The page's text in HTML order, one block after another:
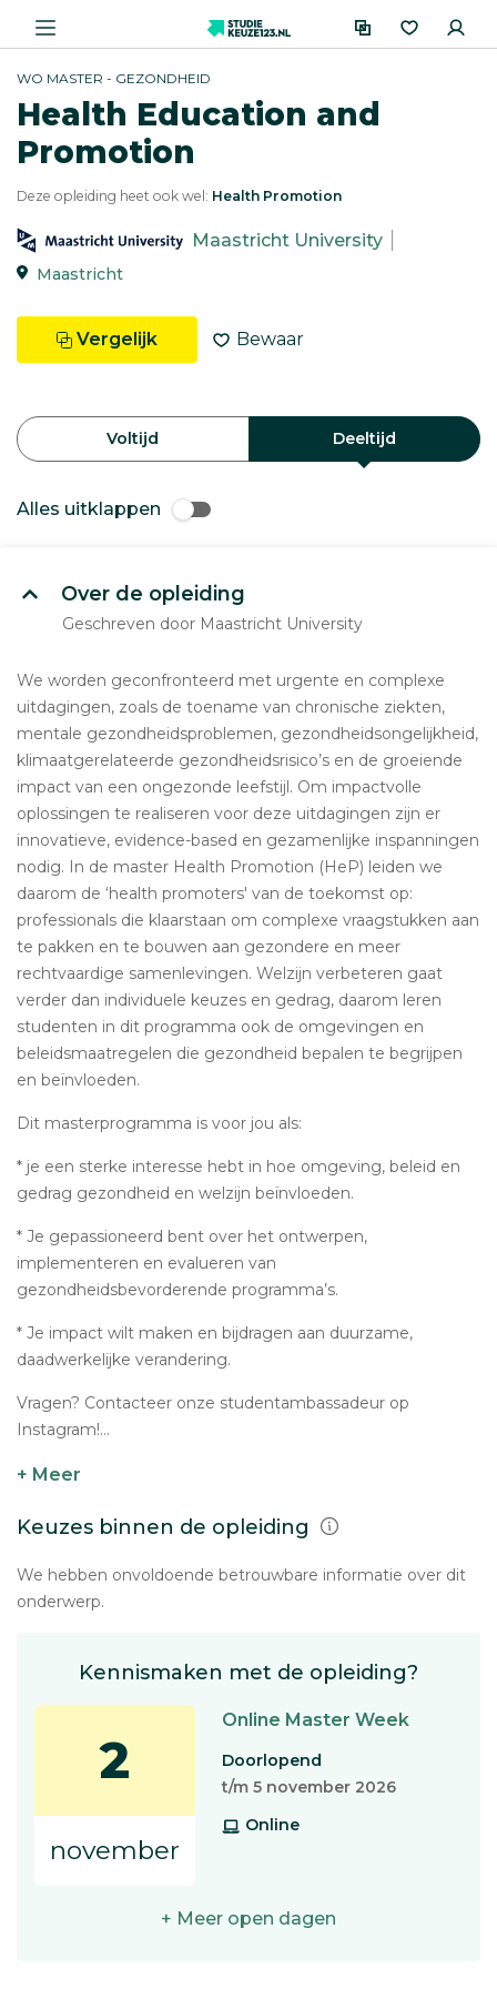
WO MASTER - GEZONDHEID
Health Education and
Promotion
Deze opleiding heet ook wel: Health Promotion
Maastricht University
Maastricht
Vergelijk Bewaar
Voltijd Deeltijd
Alles uitklappen
Over de opleiding
Geschreven door Maastricht University
We worden geconfronteerd met urgente en complexe
uitdagingen, zoals de toename van chronische ziekten,
mentale gezondheidsproblemen, gezondheidsongelijkheid,
klimaatgerelateerde gezondheidsrisico’s en de groeiende
impact van een ongezonde leefstijl. Om impactvolle
oplossingen te realiseren voor deze uitdagingen zijn er
innovatieve, evidence-based en gezamenlijke inspanningen
nodig. In de master Health Promotion (HeP) leiden we
daarom de ‘health promoters' van de toekomst op:
professionals die klaarstaan om complexe vraagstukken aan
te pakken en te bouwen aan gezondere en meer
rechtvaardige samenlevingen. Welzijn verbeteren gaat
verder dan individuele keuzes en gedrag, daarom leren
studenten in dit programma ook de omgevingen en
beleidsmaatregelen die gezondheid bepalen te begrijpen
en beïnvloeden.
Dit masterprogramma is voor jou als:
* je een sterke interesse hebt in hoe omgeving, beleid en
gedrag gezondheid en welzijn beïnvloeden.
* Je gepassioneerd bent over het ontwerpen,
implementeren en evalueren van
gezondheidsbevorderende programma’s.
* Je impact wilt maken en bijdragen aan duurzame,
daadwerkelijke verandering.
Vragen? Contacteer onze studentambassadeur op
Instagram!...
+ Meer
Keuzes binnen de opleiding
We hebben onvoldoende betrouwbare informatie over dit
onderwerp.
Kennismaken met de opleiding?
2
november
Online Master Week
Doorlopend
t/m 5 november 2026
Online
+ Meer open dagen